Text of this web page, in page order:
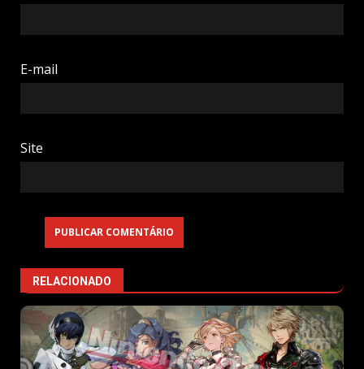
E-mail
Site
RELACIONADO